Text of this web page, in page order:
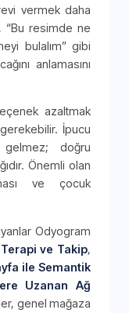
vermek daha
“Bu resimde ne
bulalım” gibi
anlamasını
azaltmak
İpucu
gelmez; doğru
Önemli olan
ve çocuk
Odyogram
ve Takip,
ile Semantik
Uzanan Ağ
genel mağaza